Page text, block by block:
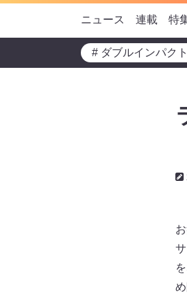
ニュース 連載 特
# ダブルインパク